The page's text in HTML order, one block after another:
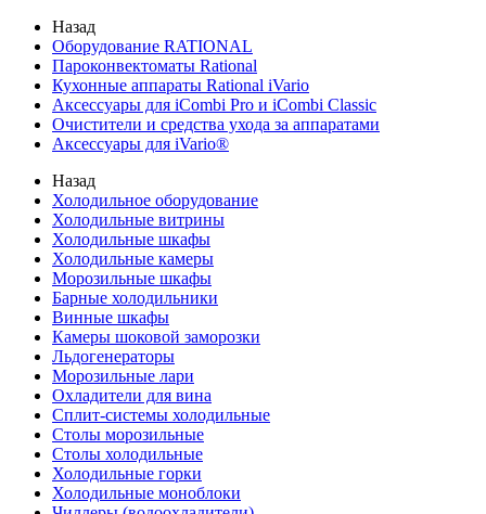
Назад
Оборудование RATIONAL
Пароконвектоматы Rational
Кухонные аппараты Rational iVario
Аксессуары для iCombi Pro и iCombi Classic
Очистители и средства ухода за аппаратами
Аксессуары для iVario®
Назад
Холодильное оборудование
Холодильные витрины
Холодильные шкафы
Холодильные камеры
Морозильные шкафы
Барные холодильники
Винные шкафы
Камеры шоковой заморозки
Льдогенераторы
Морозильные лари
Охладители для вина
Сплит-системы холодильные
Столы морозильные
Столы холодильные
Холодильные горки
Холодильные моноблоки